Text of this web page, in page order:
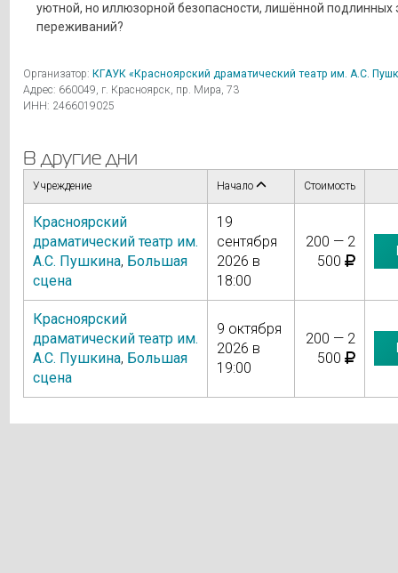
уютной, но иллюзорной безопасности, лишённой подлинных
переживаний?
Организатор: КГАУК «Красноярский драматический театр им. А.С.
Адрес: 660049, г. Красноярск, пр. Мира, 73
ИНН: 2466019025
В другие дни
Учреждение Начало Стоимость
Красноярский
драматический театр им.
А.С. Пушкина, Большая
сцена
19
сентября
2026 в
18:00
200 — 2
500
Красноярский
драматический театр им.
А.С. Пушкина, Большая
сцена
9 октября
2026 в
19:00
200 — 2
500